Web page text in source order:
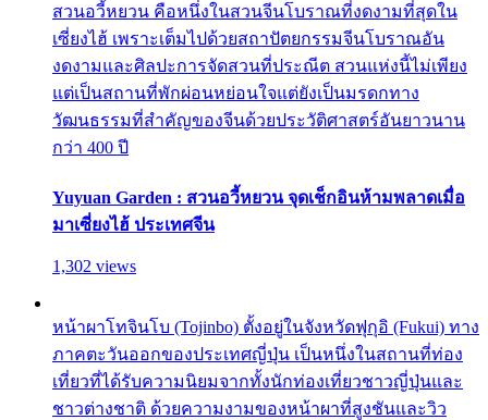
สวนอวี้หยวน คือหนึ่งในสวนจีนโบราณที่งดงามที่สุดใน
เซี่ยงไฮ้ เพราะเต็มไปด้วยสถาปัตยกรรมจีนโบราณอัน
งดงามและศิลปะการจัดสวนที่ประณีต สวนแห่งนี้ไม่เพียง
แต่เป็นสถานที่พักผ่อนหย่อนใจแต่ยังเป็นมรดกทาง
วัฒนธรรมที่สำคัญของจีนด้วยประวัติศาสตร์อันยาวนาน
กว่า 400 ปี
Yuyuan Garden : สวนอวี้หยวน จุดเช็กอินห้ามพลาดเมื่อ
มาเซี่ยงไฮ้ ประเทศจีน
1,302 views
หน้าผาโทจินโบ (Tojinbo) ตั้งอยู่ในจังหวัดฟุกุอิ (Fukui) ทาง
ภาคตะวันออกของประเทศญี่ปุ่น เป็นหนึ่งในสถานที่ท่อง
เที่ยวที่ได้รับความนิยมจากทั้งนักท่องเที่ยวชาวญี่ปุ่นและ
ชาวต่างชาติ ด้วยความงามของหน้าผาที่สูงชันและวิว